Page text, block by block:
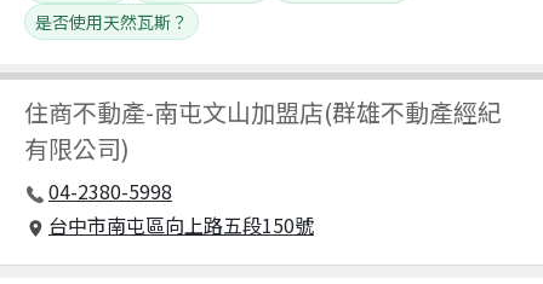
住商不動產-南屯文山加盟店(群雄不動產經紀
有限公司)
04-2380-5998
台中市南屯區向上路五段150號
是否使用天然瓦斯？